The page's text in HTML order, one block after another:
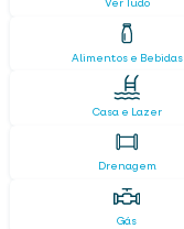
Ver Tudo
Alimentos e Bebidas
Casa e Lazer
Drenagem
Gás